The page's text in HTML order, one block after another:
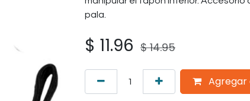
pala.
$ 11.96 $14.95